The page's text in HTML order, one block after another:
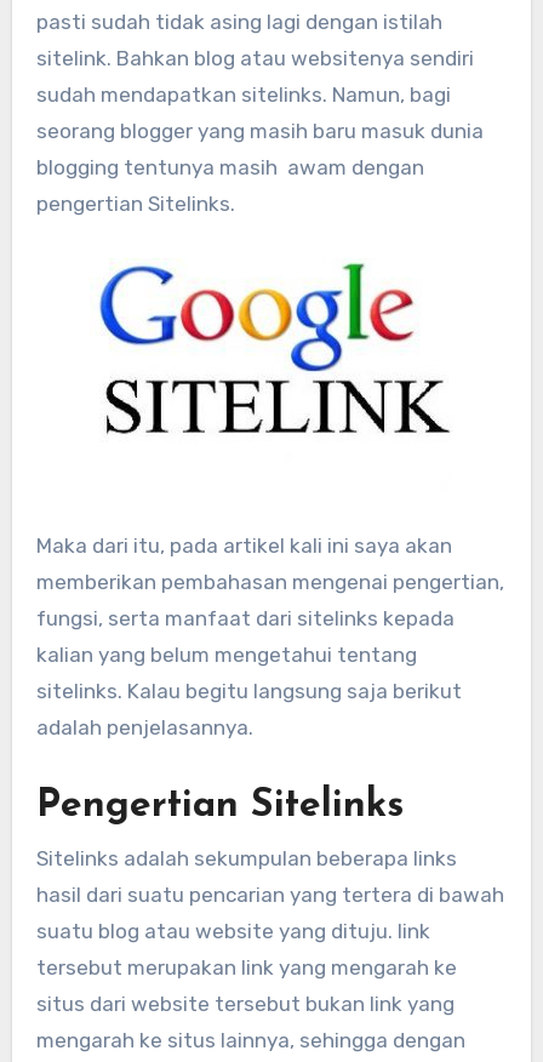
pasti sudah tidak asing lagi dengan istilah
sitelink. Bahkan blog atau websitenya sendiri
sudah mendapatkan sitelinks. Namun, bagi
seorang blogger yang masih baru masuk dunia
blogging tentunya masih awam dengan
pengertian Sitelinks.
Maka dari itu, pada artikel kali ini saya akan
memberikan pembahasan mengenai pengertian,
fungsi, serta manfaat dari sitelinks kepada
kalian yang belum mengetahui tentang
sitelinks. Kalau begitu langsung saja berikut
adalah penjelasannya.
Pengertian Sitelinks
Sitelinks adalah sekumpulan beberapa links
hasil dari suatu pencarian yang tertera di bawah
suatu blog atau website yang dituju. link
tersebut merupakan link yang mengarah ke
situs dari website tersebut bukan link yang
mengarah ke situs lainnya, sehingga dengan